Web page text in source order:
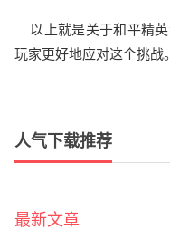
以上就是关于和平精英
玩家更好地应对这个挑战。
人气下载推荐
最新文章